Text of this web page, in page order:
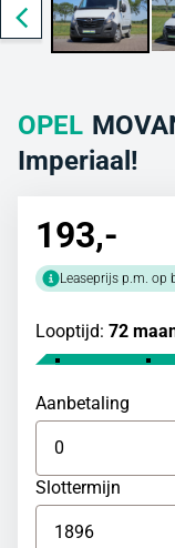
OPEL
Imperiaal!
193,-
Leaseprijs p.m. op
Looptijd: 72
Aanbetaling
Slottermijn